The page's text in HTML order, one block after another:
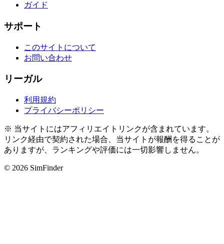
ガイド
サポート
このサイトについて
お問い合わせ
リーガル
利用規約
プライバシーポリシー
※ 当サイトにはアフィリエイトリンクが含まれています。
リンク経由で契約された場合、当サイトが報酬を得ることが
ありますが、ランキングや評価には一切影響しません。
© 2026 SimFinder